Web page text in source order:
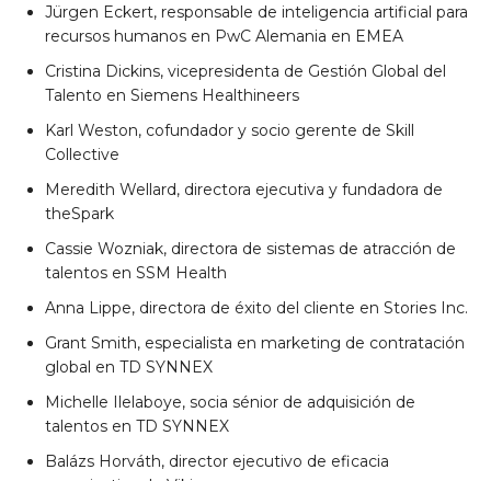
Jürgen Eckert, responsable de inteligencia artificial para
recursos humanos en PwC Alemania en EMEA
Cristina Dickins, vicepresidenta de Gestión Global del
Talento en Siemens Healthineers
Karl Weston, cofundador y socio gerente de Skill
Collective
Meredith Wellard, directora ejecutiva y fundadora de
theSpark
Cassie Wozniak, directora de sistemas de atracción de
talentos en SSM Health
Anna Lippe, directora de éxito del cliente en Stories Inc.
Grant Smith, especialista en marketing de contratación
global en TD SYNNEX
Michelle Ilelaboye, socia sénior de adquisición de
talentos en TD SYNNEX
Balázs Horváth, director ejecutivo de eficacia